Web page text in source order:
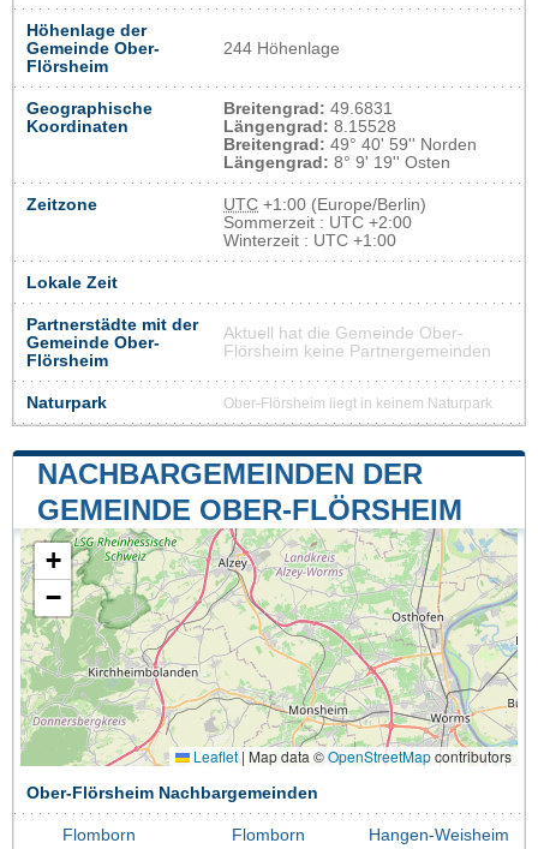
Höhenlage der
Gemeinde Ober-
Flörsheim
244 Höhenlage
Geographische
Koordinaten
Breitengrad: 49.6831
Längengrad: 8.15528
Breitengrad: 49° 40' 59'' Norden
Längengrad: 8° 9' 19'' Osten
Zeitzone UTC +1:00 (Europe/Berlin)
Sommerzeit : UTC +2:00
Winterzeit : UTC +1:00
Lokale Zeit
Partnerstädte mit der
Gemeinde Ober-
Flörsheim
Aktuell hat die Gemeinde Ober-
Flörsheim keine Partnergemeinden
Naturpark Ober-Flörsheim liegt in keinem Naturpark
NACHBARGEMEINDEN DER
GEMEINDE OBER-FLÖRSHEIM
+
−
Leaflet | Map data ©OpenStreetMapcontributors
Ober-Flörsheim Nachbargemeinden
Flomborn Flomborn Hangen-Weisheim